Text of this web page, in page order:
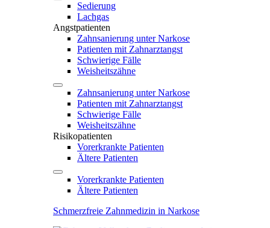
Sedierung
Lachgas
Angstpatienten
Zahnsanierung unter Narkose
Patienten mit Zahnarztangst
Schwierige Fälle
Weisheitszähne
Zahnsanierung unter Narkose
Patienten mit Zahnarztangst
Schwierige Fälle
Weisheitszähne
Risikopatienten
Vorerkrankte Patienten
Ältere Patienten
Vorerkrankte Patienten
Ältere Patienten
Schmerzfreie Zahnmedizin in Narkose